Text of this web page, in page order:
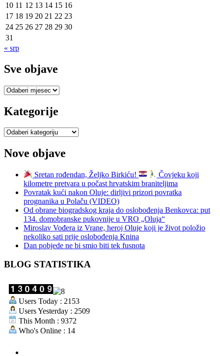
10 11 12 13 14 15 16
17 18 19 20 21 22 23
24 25 26 27 28 29 30
31
« srp
Sve objave
Sve
Kategorije
Kategorije
Nove objave
Sretan rođendan, Željko Birkiću!
Čovjeku koji
kilometre pretvara u počast hrvatskim braniteljima
Povratak kući nakon Oluje: dirljivi prizori povratka
prognanika u Polaču (VIDEO)
Od obrane biogradskog kraja do oslobođenja Benkovca: put
134. domobranske pukovnije u VRO „Oluja“
Miroslav Vođera iz Vrane, heroj Oluje koji je život položio
nekoliko sati prije oslobođenja Knina
Dan pobjede ne bi smio biti tek fusnota
BLOG STATISTIKA
Users Today : 2153
Users Yesterday : 2509
This Month : 9372
Who's Online : 14